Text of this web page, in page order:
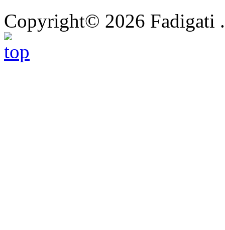
Copyright© 2026 Fadigati